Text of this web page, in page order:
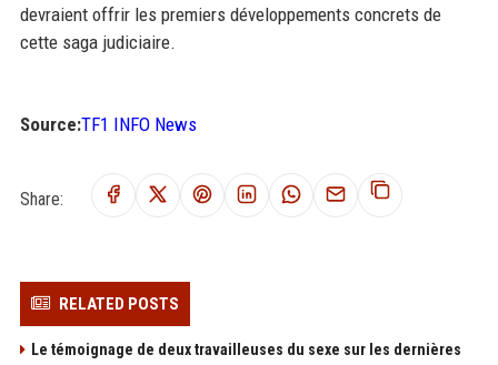
devraient offrir les premiers développements concrets de
cette saga judiciaire.
Source:TF1 INFO News
Share:
RELATED POSTS
Le témoignage de deux travailleuses du sexe sur les dernières